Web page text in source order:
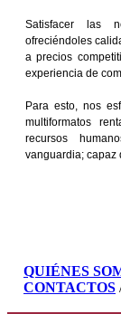
Satisfacer las
ofreciéndoles
a precios
experiencia de
Para esto, nos
multiformatos
recursos
vanguardia; capaz
QUIÉNES
CONTACTOS